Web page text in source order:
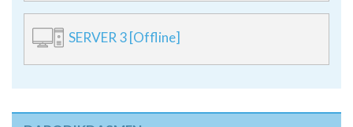
SERVER 3 [Offline]